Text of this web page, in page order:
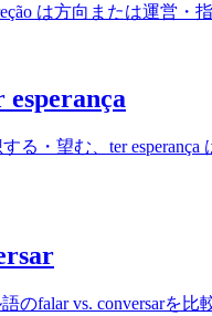
は方向または運営・
esperança
る・望む、ter esperança
のfalar vs. conversarを比